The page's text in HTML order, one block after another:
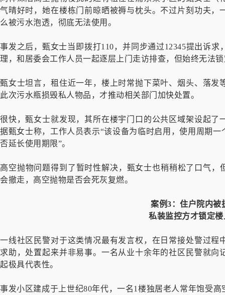
气晴好时，她在楼栋门前晾晒被褥与枕头。不过片刻功夫
么被污水泡透，彻底无法使用。
事发之后，甄女士当即拨打110，并同步通过12345提出诉
理，和居委会工作人员一起逐层上门走访排查，但始终无法
甄女士坦言，租住近一年，楼上时常抛下菜叶、烟头、落
此次污水瓶损毁私人物品，才推动相关部门加快处置。
很快，甄女士就发现，其所在楼宇门口的公共区域架设起
据甄女士称，工作人员表示“该设备为临时启用，使用周期
否延长使用期限”。
高空抛物问题得到了暂时性解决，甄女士也稍稍松了口气，
会撤走，高空抛物是否会死灰复燃。
案例3：住户院内被
私装监控方才锁定
一线社区民警对于这类情况最有发言权，在日常接处警过
求助，处置起来并非易事。一名从业十余年的社区民警就
起极具代表性。
事发小区建成于上世纪80年代，一名1楼独居老人常年饱受